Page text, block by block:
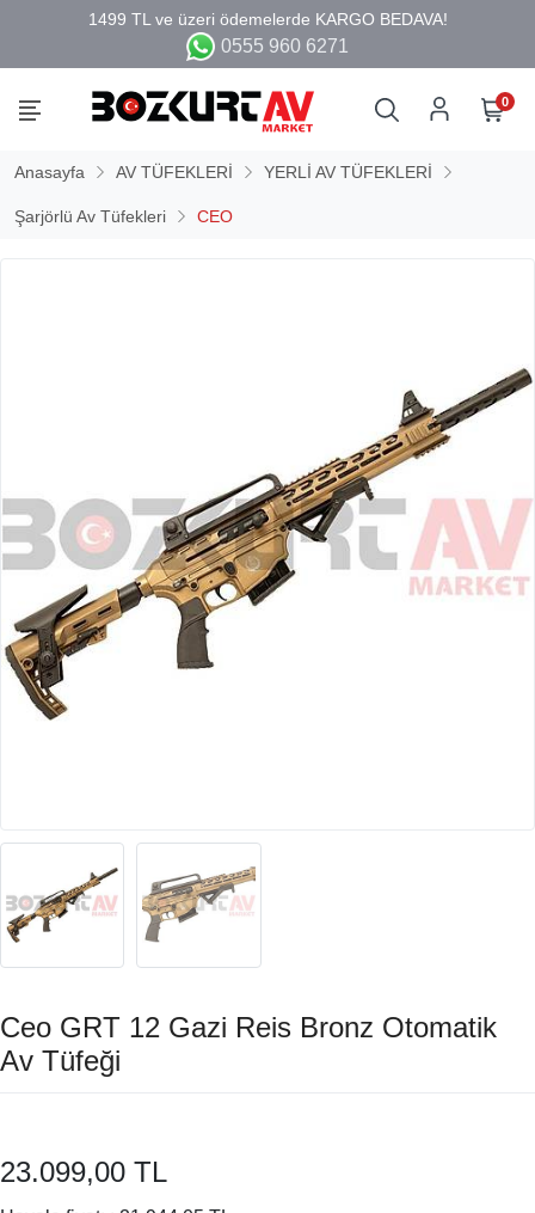
0555 960 6271
0
Anasayfa AV TÜFEKLERİ YERLİ AV TÜFEKLERİ
Şarjörlü Av Tüfekleri CEO
Ceo GRT 12 Gazi Reis Bronz Otomatik
Av Tüfeği
23.099,00 TL